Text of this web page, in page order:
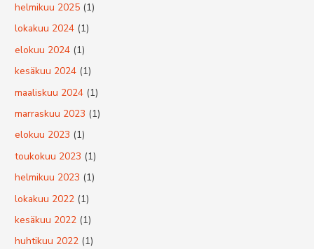
helmikuu 2025 (1)
lokakuu 2024 (1)
elokuu 2024 (1)
kesäkuu 2024 (1)
maaliskuu 2024 (1)
marraskuu 2023 (1)
elokuu 2023 (1)
toukokuu 2023 (1)
helmikuu 2023 (1)
lokakuu 2022 (1)
kesäkuu 2022 (1)
huhtikuu 2022 (1)